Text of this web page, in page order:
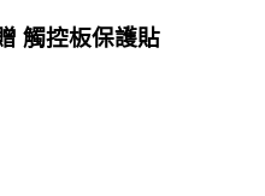
觸控板保護貼